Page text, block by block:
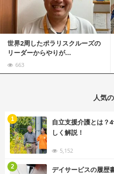
世界2周したポラリスクルーズの
リーダーからやりが...
663
人気
自立支援介護とは？
しく解説！
5,152
1
デイサービスの履歴
2